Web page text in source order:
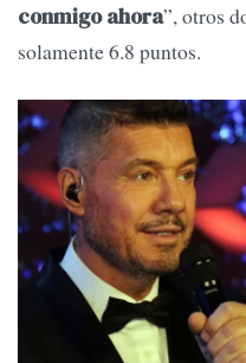
conmigo ahora”, otros
solamente 6.8 puntos.